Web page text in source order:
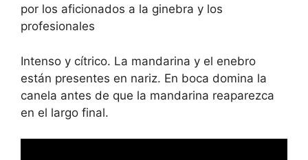
por los aficionados a la ginebra y los
profesionales
Intenso y cítrico. La mandarina y el enebro
están presentes en nariz. En boca domina la
canela antes de que la mandarina reaparezca
en el largo final.